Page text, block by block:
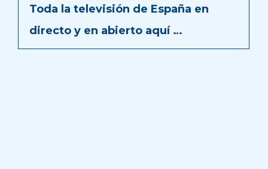
Toda la televisión de España en
directo y en abierto aquí …